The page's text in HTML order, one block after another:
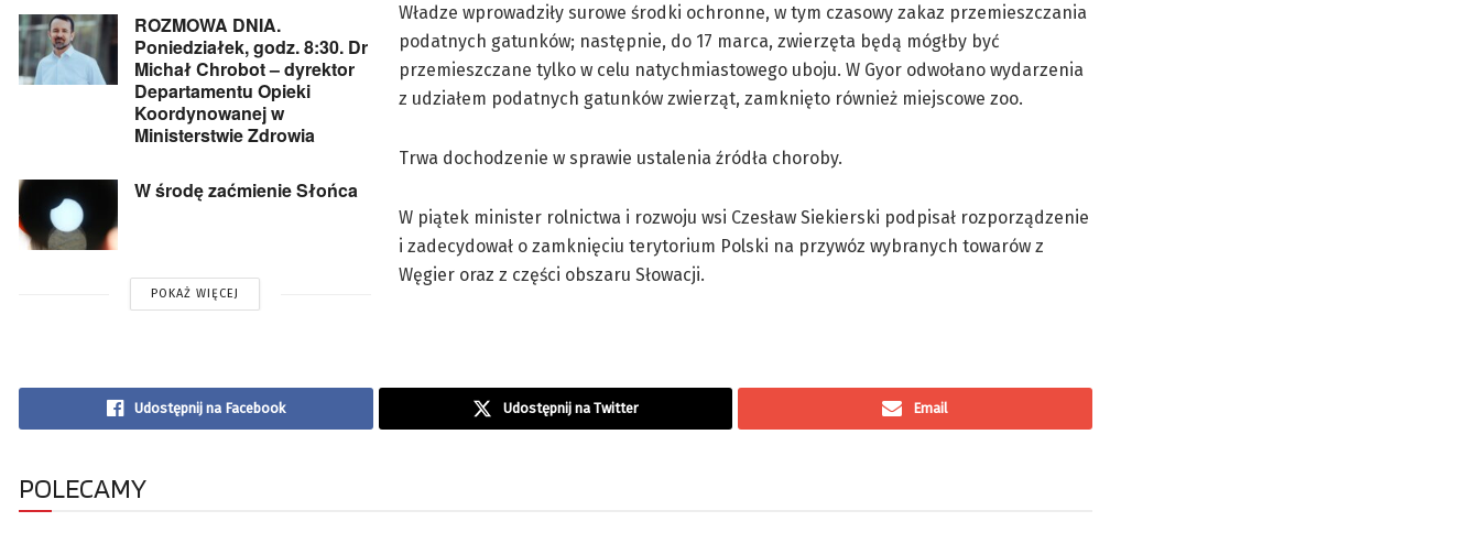
ROZMOWA DNIA.
Poniedziałek, godz. 8:30. Dr
Michał Chrobot – dyrektor
Departamentu Opieki
Koordynowanej w
Ministerstwie Zdrowia
W środę zaćmienie Słońca
POKAŻ WIĘCEJ
Władze wprowadziły surowe środki ochronne, w tym czasowy zakaz przemieszczania
podatnych gatunków; następnie, do 17 marca, zwierzęta będą mógłby być
przemieszczane tylko w celu natychmiastowego uboju. W Gyor odwołano wydarzenia
z udziałem podatnych gatunków zwierząt, zamknięto również miejscowe zoo.
Trwa dochodzenie w sprawie ustalenia źródła choroby.
W piątek minister rolnictwa i rozwoju wsi Czesław Siekierski podpisał rozporządzenie
i zadecydował o zamknięciu terytorium Polski na przywóz wybranych towarów z
Węgier oraz z części obszaru Słowacji.
Udostępnij na Facebook Udostępnij na Twitter Email
POLECAMY